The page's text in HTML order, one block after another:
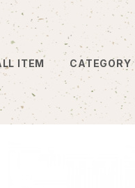
ITEM CATEGORY